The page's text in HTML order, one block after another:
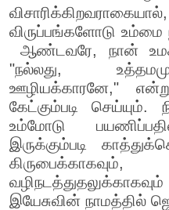
விருப்பங்களோடு உம்மை
ஆண்டவரே, நான்
"நல்லது,
ஊழியக்காரனே,"
கேட்கும்படி
உம்மோடு
இருக்கும்படி
இயேசுவின் நாமத்தில்